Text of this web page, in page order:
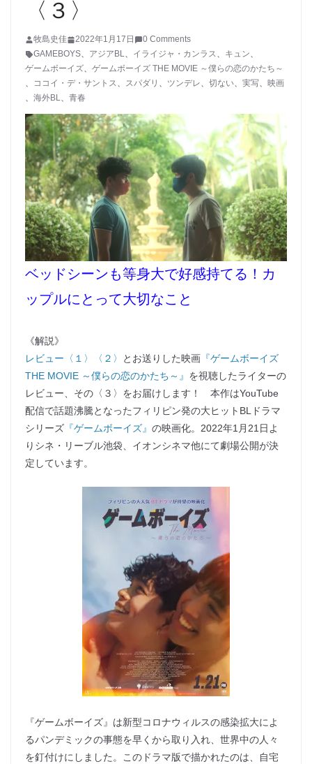
〈３〉
牧島史佳 2022年1月17日
0 Comments
GAMEBOYS、 アジアBL、 イライジャ・カンラス、 キュン、
ゲームボーイズ、 ゲームボーイズ THE MOVIE ～僕らの恋のかたち～
、
ココイ・デ・サントス、 スパダリ 、 ツンデレ、 切ない、 実写、 映画
、 海外BL、 青春
ベッドシーンも等身大で好感持てる！カ
ップルにとって大切なこと
《解説》
レビュー〈１〉
〈２〉 とお送りした映画 『ゲームボーイズ
THE MOVIE ～僕らの恋のかたち～』 を視聴したライターの
レビュー、その〈３〉をお届けします！ 本作はYouTube
配信で話題沸騰となったフィリピン発の大ヒットBLドラマ
シリーズ 『ゲームボーイズ』 の映画化。2022年1月21日よ
りシネ・リーブル池袋、イオンシネマ他にて劇場公開が決
定しています。
『ゲームボーイズ』は新型コロナウィルスの感染拡大によ
るパンデミックの事態を早くから取り入れ、世界中の人々
を釘付けにしました。このドラマ版で描かれたのは、自宅